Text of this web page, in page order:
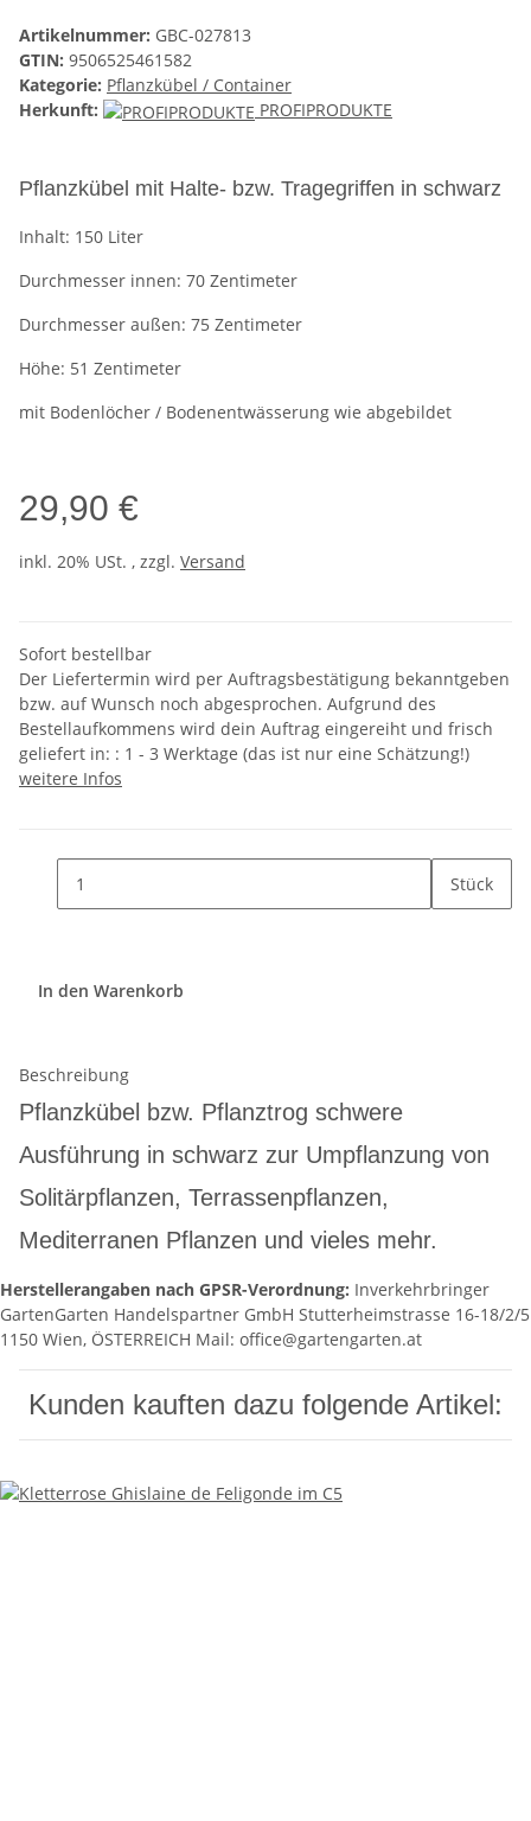
Artikelnummer: GBC-027813
GTIN: 9506525461582
Kategorie: Pflanzkübel / Container
Herkunft:
PROFIPRODUKTE
Pflanzkübel mit Halte- bzw. Tragegriffen in schwarz
Inhalt: 150 Liter
Durchmesser innen: 70 Zentimeter
Durchmesser außen: 75 Zentimeter
Höhe: 51 Zentimeter
mit Bodenlöcher / Bodenentwässerung wie abgebildet
29,90 €
inkl. 20% USt. , zzgl. Versand
Sofort bestellbar
Der Liefertermin wird per Auftragsbestätigung bekanntgeben
bzw. auf Wunsch noch abgesprochen. Aufgrund des
Bestellaufkommens wird dein Auftrag eingereiht und frisch
geliefert in: : 1 - 3 Werktage (das ist nur eine Schätzung!)
weitere Infos
Stück
In den Warenkorb
Beschreibung
Pflanzkübel bzw. Pflanztrog schwere
Ausführung in schwarz zur Umpflanzung von
Solitärpflanzen, Terrassenpflanzen,
Mediterranen Pflanzen und vieles mehr.
Herstellerangaben nach GPSR-Verordnung: Inverkehrbringer
GartenGarten Handelspartner GmbH Stutterheimstrasse 16-18/2/5
1150 Wien, ÖSTERREICH Mail: office@gartengarten.at
Kunden kauften dazu folgende Artikel: